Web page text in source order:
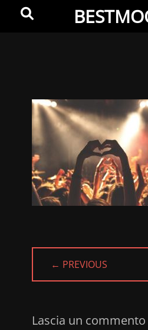
Web
development
← PREVIOUS
PREVIOUS
Lascia un commento